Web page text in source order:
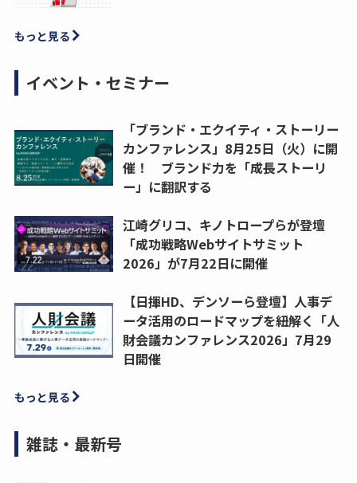
もっと見る
イベント・セミナー
「ブランド・エクイティ・ストーリー
カンファレンス」8月25日（火）に開
催！ ブランド力を「成長ストーリ
ー」に翻訳する
江崎グリコ、キノトロープらが登壇
「成功戦略Webサイトサミット
2026」が7月22日に開催
【日揮HD、デンソーら登壇】人事デ
ータ活用のロードマップを紐解く「人
財会議カンファレンス2026」7月29
日開催
もっと見る
雑誌・最新号